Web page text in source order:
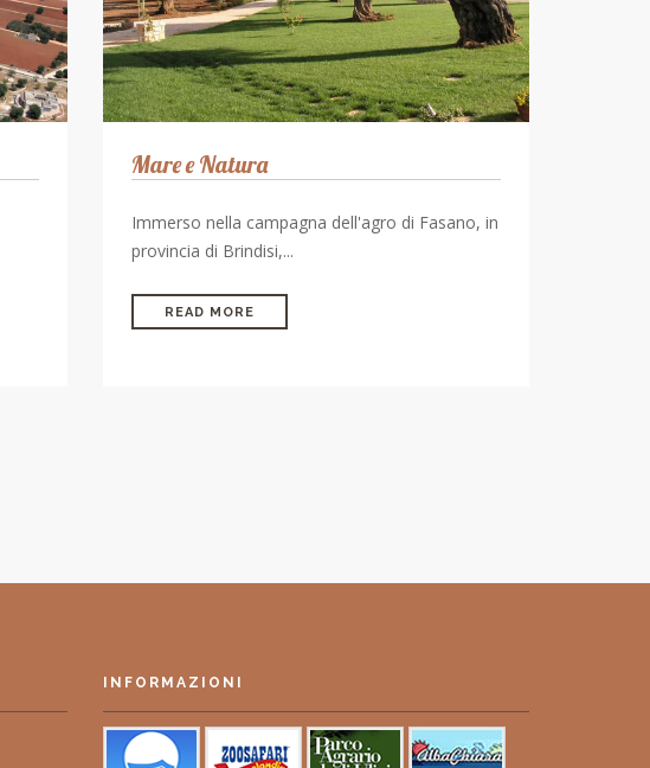
Mare e Natura
Immerso nella campagna dell'agro di Fasano, in
provincia di Brindisi,...
READ MORE
INFORMAZIONI